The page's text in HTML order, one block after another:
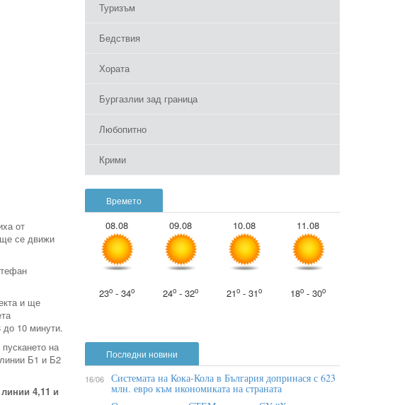
от
се движи
и ще
до 10 минути.
на
Б1 и Б2
4,11 и
Туризъм
Бедствия
Хората
Бургазлии зад граница
Любопитно
Крими
Времето
08.08
23o - 34o
09.08
24o - 32o
10.08
21o - 31o
11.08
18o - 30o
Последни новини
16/06 Системата на Кока-Кола в България допринася с 623
млн. евро към икономиката на страната